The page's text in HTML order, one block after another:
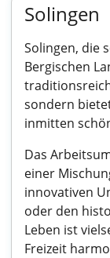
Solingen
Solingen, die
Bergischen
sondern
inmitten
Das
einer
innovativen
oder den
Leben ist
Freizeit